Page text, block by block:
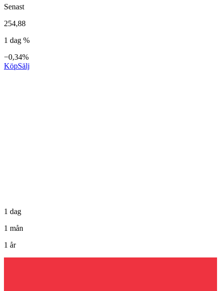
Senast
254,88
1 dag %
−0,34%
KöpSälj
1 dag
1 mån
1 år